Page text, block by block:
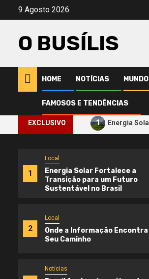
Avançar
conteúdo
9 Agosto 2026
O BUSÍLIS
HOME NOTÍCIAS MUNDO
FAMOSOS E TENDÊNCIAS
Etiquetas populares Jogja diário
EXCLUSIVO 1 Energia
1
Local
Energia Solar Fortalece a
Transição para um Futuro
Sustentável no Brasil
2
Local
Onde a Informação Encontra
Seu Caminho
Notícias